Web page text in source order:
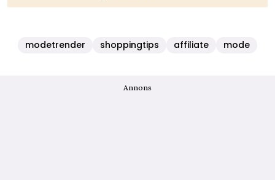
modetrender shoppingtips affiliate mode
Annons